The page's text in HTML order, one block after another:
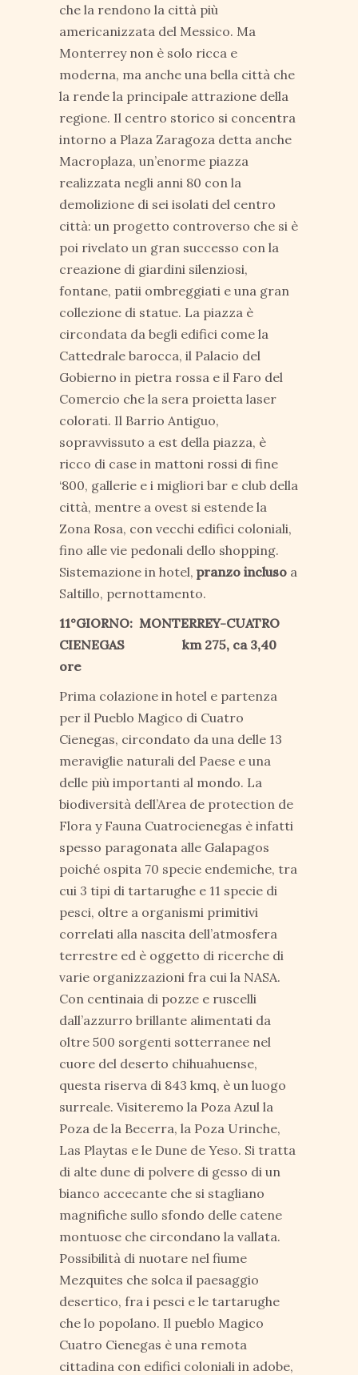
che la rendono la città più
americanizzata del Messico. Ma
Monterrey non è solo ricca e
moderna, ma anche una bella città che
la rende la principale attrazione della
regione. Il centro storico si concentra
intorno a Plaza Zaragoza detta anche
Macroplaza, un’enorme piazza
realizzata negli anni 80 con la
demolizione di sei isolati del centro
città: un progetto controverso che si è
poi rivelato un gran successo con la
creazione di giardini silenziosi,
fontane, patii ombreggiati e una gran
collezione di statue. La piazza è
circondata da begli edifici come la
Cattedrale barocca, il Palacio del
Gobierno in pietra rossa e il Faro del
Comercio che la sera proietta laser
colorati. Il Barrio Antiguo,
sopravvissuto a est della piazza, è
ricco di case in mattoni rossi di fine
‘800, gallerie e i migliori bar e club della
città, mentre a ovest si estende la
Zona Rosa, con vecchi edifici coloniali,
fino alle vie pedonali dello shopping.
Sistemazione in hotel, pranzo incluso a
Saltillo, pernottamento.
11°GIORNO: MONTERREY-CUATRO
CIENEGAS km 275, ca 3,40
ore
Prima colazione in hotel e partenza
per il Pueblo Magico di Cuatro
Cienegas, circondato da una delle 13
meraviglie naturali del Paese e una
delle più importanti al mondo. La
biodiversità dell’Area de protection de
Flora y Fauna Cuatrocienegas è infatti
spesso paragonata alle Galapagos
poiché ospita 70 specie endemiche, tra
cui 3 tipi di tartarughe e 11 specie di
pesci, oltre a organismi primitivi
correlati alla nascita dell’atmosfera
terrestre ed è oggetto di ricerche di
varie organizzazioni fra cui la NASA.
Con centinaia di pozze e ruscelli
dall’azzurro brillante alimentati da
oltre 500 sorgenti sotterranee nel
cuore del deserto chihuahuense,
questa riserva di 843 kmq, è un luogo
surreale. Visiteremo la Poza Azul la
Poza de la Becerra, la Poza Urinche,
Las Playtas e le Dune de Yeso. Si tratta
di alte dune di polvere di gesso di un
bianco accecante che si stagliano
magnifiche sullo sfondo delle catene
montuose che circondano la vallata.
Possibilità di nuotare nel fiume
Mezquites che solca il paesaggio
desertico, fra i pesci e le tartarughe
che lo popolano. Il pueblo Magico
Cuatro Cienegas è una remota
cittadina con edifici coloniali in adobe,